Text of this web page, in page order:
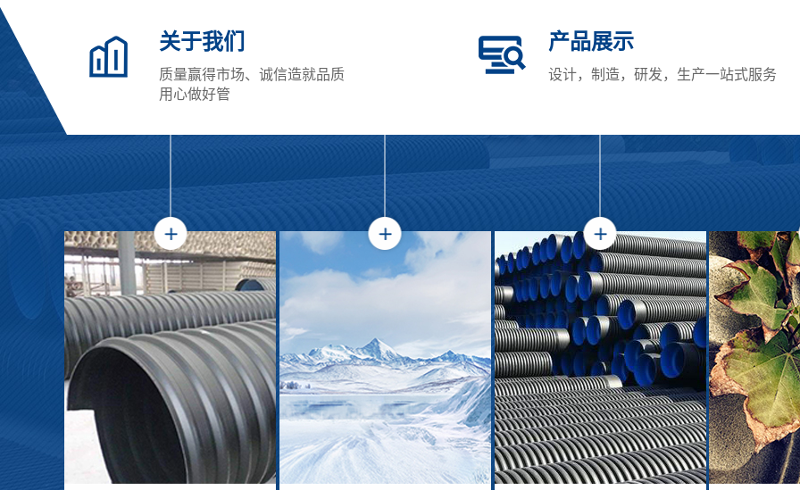
关于我们
质量赢得市场、诚信造就品质
用心做好管
产品展示
设计，制造，研发，生产一站式服务